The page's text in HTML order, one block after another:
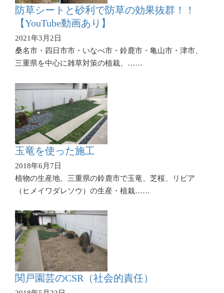
防草シートと砂利で防草の効果抜群！！
【YouTube動画あり】
2021年3月2日
桑名市・四日市市・いなべ市・鈴鹿市・亀山市・津市、
三重県を中心に雑草対策の植栽、……
玉竜を使った施工
2018年6月7日
植物の生産地、三重県の鈴鹿市で玉竜、芝桜、リピア
（ヒメイワダレソウ）の生産・植栽……
関戸園芸のCSR（社会的責任）